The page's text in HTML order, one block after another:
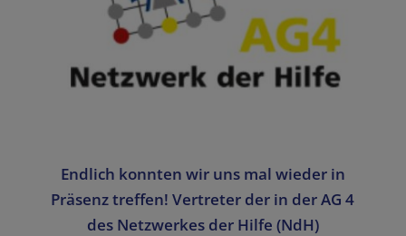
Endlich konnten wir uns mal wieder in
Präsenz treffen! Vertreter der in der AG 4
des Netzwerkes der Hilfe (NdH)